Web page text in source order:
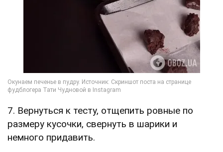
7. Вернуться к тесту, отщепить ровные по
размеру кусочки, свернуть в шарики и
немного придавить.